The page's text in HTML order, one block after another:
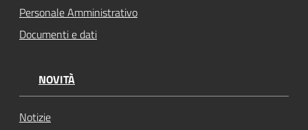
Personale Amministrativo
Documenti e dati
NOVITÀ
Notizie